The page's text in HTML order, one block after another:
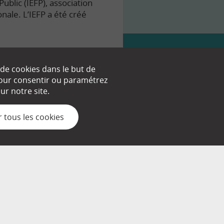
(IEFP), association
L’IEFP a été créé
cookies dans le but de
consentir ou paramétrez
notre site.
tous les cookies